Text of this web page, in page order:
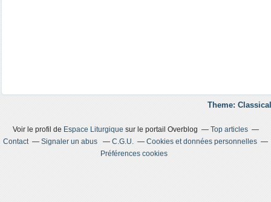
Theme:
Voir le profil de Espace Liturgiquesur le portail Overblog
Top articles
Contact
Signaler un abus C.G.U.
Cookies et données personnelles
Préférences cookies